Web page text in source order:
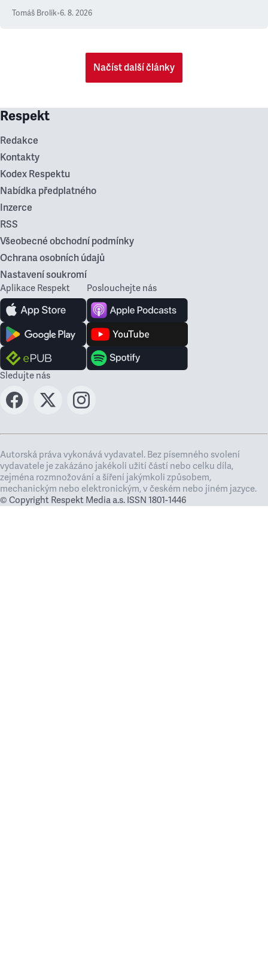
Tomáš Brolík•6. 8. 2026
Načíst další články
Respekt
Redakce
Kontakty
Kodex Respektu
Nabídka předplatného
Inzerce
RSS
Všeobecné obchodní podmínky
Ochrana osobních údajů
Nastavení soukromí
Aplikace Respekt Poslouchejte nás
Sledujte nás
Autorská práva vykonává vydavatel. Bez písemného svolení
vydavatele je zakázáno jakékoli užití částí nebo celku díla,
zejména rozmnožování a šíření jakýmkoli způsobem,
mechanickým nebo elektronickým, v českém nebo jiném jazyce.
© Copyright Respekt Media a.s. ISSN 1801-1446